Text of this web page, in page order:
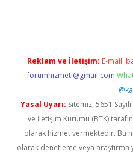
Reklam ve İletişim: E-mail:
forumhizmeti@gmail.com
Yasal Uyarı: Sitemiz, 5651
ve İletişim Kurumu (BTK)
olarak hizmet vermektedir. Bu
olarak denetleme veya